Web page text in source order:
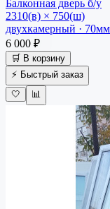
Балконная дверь б/у
2310(в) × 750(ш)
двухкамерный · 70мм
6 000 ₽
🛒 В корзину
⚡ Быстрый заказ
🤍
📊